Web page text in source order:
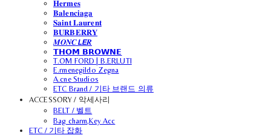
𝐇𝐞𝐫𝐦𝐞𝐬
𝐁𝐚𝐥𝐞𝐧𝐜𝐢𝐚𝐠𝐚
𝐒𝐚𝐢𝐧𝐭 𝐋𝐚𝐮𝐫𝐞𝐧𝐭
𝐁𝐔𝐑𝐁𝐄𝐑𝐑𝐘
𝑴𝑶𝑵𝑪𝙇𝙀𝑹
𝗧𝗛𝗢𝗠 𝗕𝗥𝗢𝗪𝗡𝗘
T.OM FORD | B.ERLUTI
E.rmenegildo Zegna
A.cne Studios
ETC Brand / 기타 브랜드 의류
ACCESSORY / 악세사리
BELT / 벨트
Bag charm,Key Acc
ETC / 기타 잡화